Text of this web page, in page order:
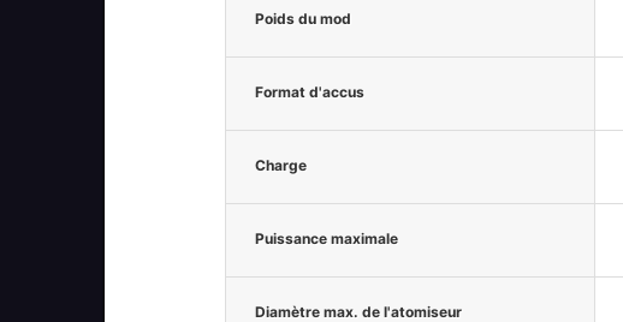
Poids du mod
Format d'accus
Charge
Puissance maximale
Diamètre max. de l'atomiseur